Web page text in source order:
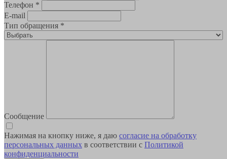
Телефон *
E-mail
Тип обращения *
Сообщение
Нажимая на кнопку ниже, я даю согласие на обработку
персональных данных в соответствии с Политикой
конфиденциальности